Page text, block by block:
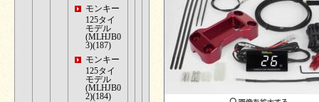
モンキー
125タイ
モデル
(MLHJB0
3)(187)
モンキー
125タイ
モデル
(MLHJB0
2)(184)